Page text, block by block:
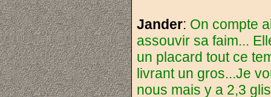
Jander: On compte
assouvir sa faim...
un placard tout ce
livrant un gros...Je
nous mais y a 2,3